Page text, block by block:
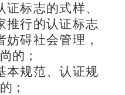
标志的式样、
推行的认证标志
碍社会管理，
的；
本规范、认证规
；